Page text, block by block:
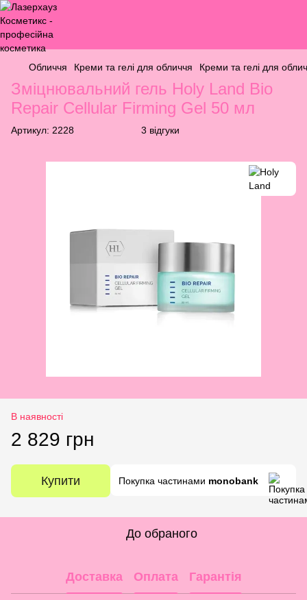
Обличчя Креми та гелі для обличчя Креми та гелі для
Зміцнювальний гель Holy Land Bio
Repair Cellular Firming Gel 50 мл
Артикул: 2228 3 відгуки
В наявності
2 829 грн
Купити Покупка частинами monobank
До обраного
Доставка Оплата Гарантія